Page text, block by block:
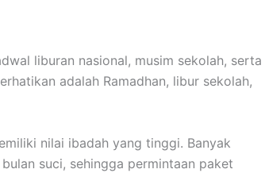
liburan nasional, musim sekolah, serta
adalah Ramadhan, libur sekolah,
nilai ibadah yang tinggi. Banyak
suci, sehingga permintaan paket